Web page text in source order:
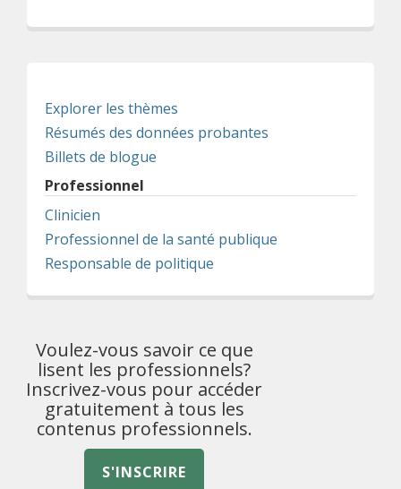
Explorer les thèmes
Résumés des données probantes
Billets de blogue
Professionnel
Clinicien
Professionnel de la santé publique
Responsable de politique
Voulez-vous savoir ce que
lisent les professionnels?
Inscrivez-vous pour accéder
gratuitement à tous les
contenus professionnels.
S'INSCRIRE